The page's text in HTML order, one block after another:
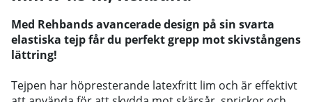
Med Rehbands avancerade design på sin svarta
elastiska tejp får du perfekt grepp mot skivstångens
lättring!
Tejpen har höpresterande latexfritt lim och är effektivt